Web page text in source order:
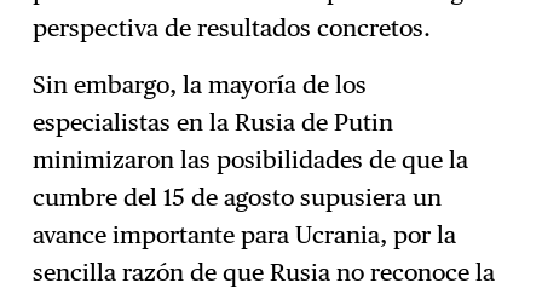
perspectiva de resultados concretos.
Sin embargo, la mayoría de los
especialistas en la Rusia de Putin
minimizaron las posibilidades de que la
cumbre del 15 de agosto supusiera un
avance importante para Ucrania, por la
sencilla razón de que Rusia no reconoce la